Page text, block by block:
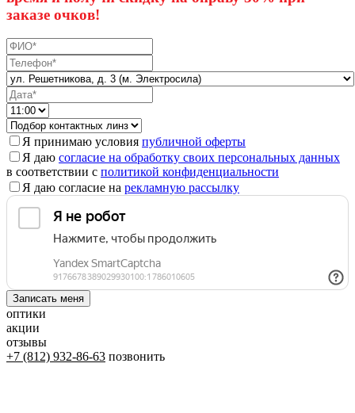
заказе очков!
Я принимаю условия публичной оферты
Я даю согласие на обработку своих персональных данных
в соответствии с политикой конфиденциальности
Я даю согласие на рекламную рассылку
оптики
акции
отзывы
+7 (812) 932-86-63 позвонить